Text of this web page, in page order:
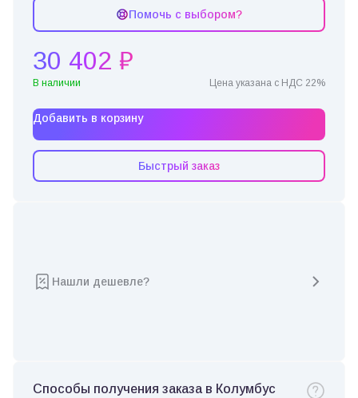
Помочь с выбором?
30 402 ₽
В наличии Цена указана с НДС 22%
Добавить в корзину
Быстрый заказ
Нашли дешевле?
Способы получения заказа в Колумбус